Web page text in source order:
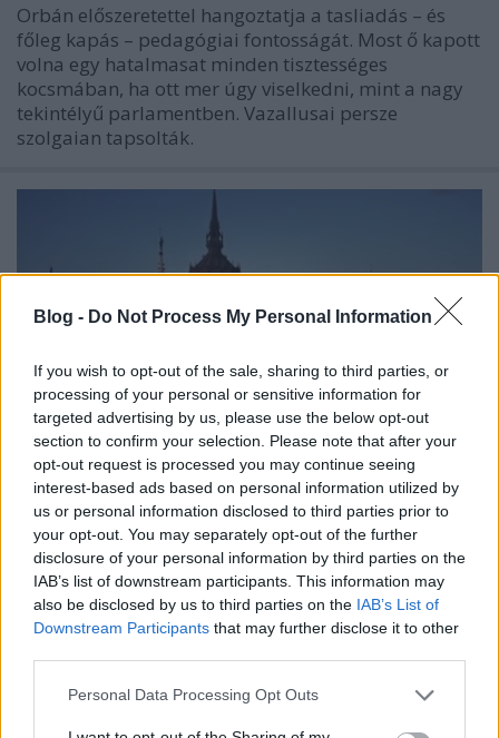
Blog - Do Not Process My Personal Information
If you wish to opt-out of the sale, sharing to third parties, or
processing of your personal or sensitive information for
targeted advertising by us, please use the below opt-out
section to confirm your selection. Please note that after your
opt-out request is processed you may continue seeing
interest-based ads based on personal information utilized by
us or personal information disclosed to third parties prior to
your opt-out. You may separately opt-out of the further
disclosure of your personal information by third parties on the
IAB’s list of downstream participants. This information may
also be disclosed by us to third parties on the IAB’s List of
Downstream Participants that may further disclose it to other
Please note that this website/app uses one or more Google
Personal Data Processing Opt Outs
Orbán előszeretettel hangoztatja a tasliadás – és
főleg kapás – pedagógiai fontosságát. Most ő kapott
volna egy hatalmasat minden tisztességes
kocsmában, ha ott mer úgy viselkedni, mint a nagy
tekintélyű parlamentben. Vazallusai persze
szolgaian tapsolták.
Megduplázza a Fidesz a parlamenti
fizetéseket, de csak azokat
nickgrabowszki•2017. november 22.
Mindenki másé változatlan marad.